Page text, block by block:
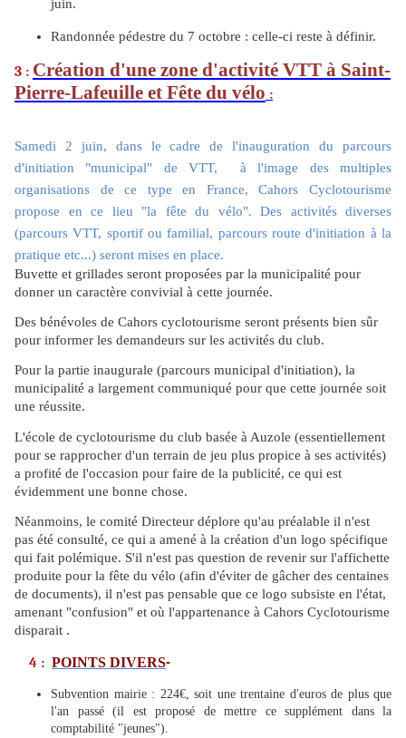
juin.
Randonnée pédestre du 7 octobre : celle-ci reste à définir.
3 : Création d'une zone d'activité VTT à Saint-
Pierre-Lafeuille et Fête du vélo :
Samedi 2 juin, dans le cadre de l'inauguration du parcours
d'initiation "municipal" de VTT, à l'image des multiples
organisations de ce type en France, Cahors Cyclotourisme
propose en ce lieu "la fête du vélo". Des activités diverses
(parcours VTT, sportif ou familial, parcours route d'initiation à la
pratique etc...) seront mises en place.
Buvette et grillades seront proposées par la municipalité pour
donner un caractère convivial à cette journée.
Des bénévoles de Cahors cyclotourisme seront présents bien sûr
pour informer les demandeurs sur les activités du club.
Pour la partie inaugurale (parcours municipal d'initiation), la
municipalité a largement communiqué pour que cette journée soit
une réussite.
L'école de cyclotourisme du club basée à Auzole (essentiellement
pour se rapprocher d'un terrain de jeu plus propice à ses activités)
a profité de l'occasion pour faire de la publicité, ce qui est
évidemment une bonne chose.
Néanmoins, le comité Directeur déplore qu'au préalable il n'est
pas été consulté, ce qui a amené à la création d'un logo spécifique
qui fait polémique. S'il n'est pas question de revenir sur l'affichette
produite pour la fête du vélo (afin d'éviter de gâcher des centaines
de documents), il n'est pas pensable que ce logo subsiste en l'état,
amenant "confusion" et où l'appartenance à Cahors Cyclotourisme
disparait .
4 : POINTS DIVERS-
Subvention mairie : 224€, soit une trentaine d'euros de plus que
l'an passé (il est proposé de mettre ce supplément dans la
comptabilité "jeunes").